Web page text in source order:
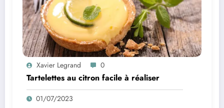
Xavier Legrand 0
Tartelettes au citron facile à réaliser
01/07/2023